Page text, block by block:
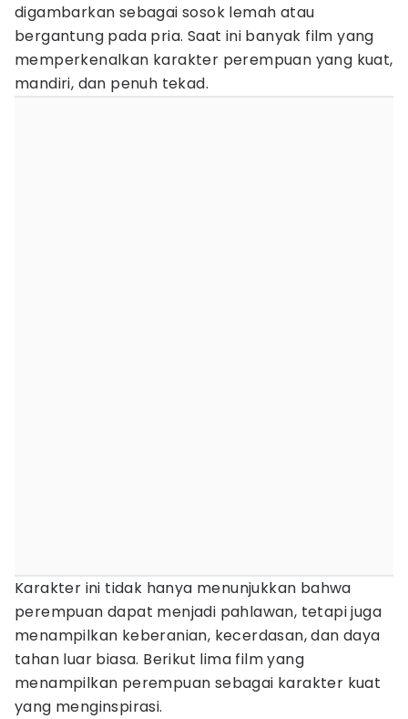
digambarkan sebagai sosok lemah atau
bergantung pada pria. Saat ini banyak film yang
memperkenalkan karakter perempuan yang kuat,
mandiri, dan penuh tekad.
Karakter ini tidak hanya menunjukkan bahwa
perempuan dapat menjadi pahlawan, tetapi juga
menampilkan keberanian, kecerdasan, dan daya
tahan luar biasa. Berikut lima film yang
menampilkan perempuan sebagai karakter kuat
yang menginspirasi.